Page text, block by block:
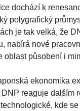
dochází k
polygrafický
je tak velká, že
nabírá nové
oblast působení i
ekonomika
reaguje dalším
kde